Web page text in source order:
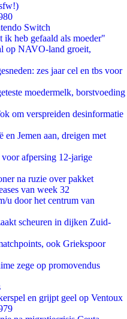
Switch
heb gefaald als moeder"
op NAVO-land groeit,
zes jaar cel en tbs voor
moedermelk, borstvoeding
om verspreiden desinformatie
Jemen aan, dreigen met
afpersing 12-jarige
na ruzie over pakket
van week 32
u door het centrum van
scheuren in dijken Zuid-
ook Griekspoor
zege op promovendus
en grijpt geel op Ventoux